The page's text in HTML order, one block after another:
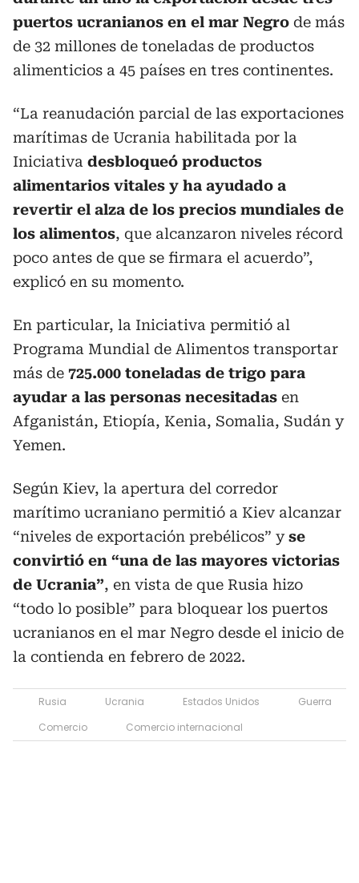
puertos ucranianos en el mar Negro de más
de 32 millones de toneladas de productos
alimenticios a 45 países en tres continentes.
“La reanudación parcial de las exportaciones
marítimas de Ucrania habilitada por la
Iniciativa desbloqueó productos
alimentarios vitales y ha ayudado a
revertir el alza de los precios mundiales de
los alimentos, que alcanzaron niveles récord
poco antes de que se firmara el acuerdo”,
explicó en su momento.
En particular, la Iniciativa permitió al
Programa Mundial de Alimentos transportar
más de 725.000 toneladas de trigo para
ayudar a las personas necesitadas en
Afganistán, Etiopía, Kenia, Somalia, Sudán y
Yemen.
Según Kiev, la apertura del corredor
marítimo ucraniano permitió a Kiev alcanzar
“niveles de exportación prebélicos” yse
convirtió en “una de las mayores victorias
de Ucrania”, en vista de que Rusia hizo
“todo lo posible” para bloquear los puertos
ucranianos en el mar Negro desde el inicio de
la contienda en febrero de 2022.
Rusia Ucrania Estados Unidos
Guerra
Comercio
Comercio internacional